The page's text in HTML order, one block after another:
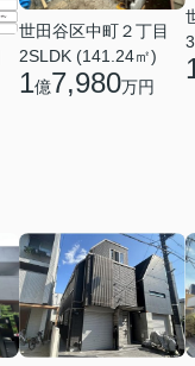
世田谷区中町２丁目
2SLDK (141.24㎡)
1億7,980万円